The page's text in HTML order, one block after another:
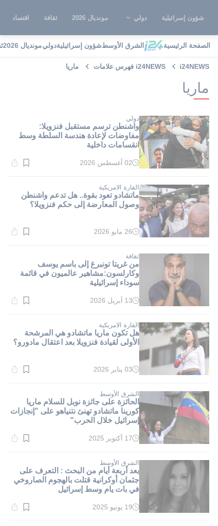
شؤون إسرائيلية دولي مونديال 2026 ثقافة اقتصاد
الصفحة الرئيسية الشرق الأوسطشؤون إسرائيليةدوليمونديال 2026
i24NEWS i24NEWS فهرس علامات ماريا
ماريا
دولي
واشنطن ترسم مستقبل فنزويلا:
مفاوضات لإعادة هندسة السلطة وسط
انقسامات داخلية
وقت
دقيقة.
02 أغسطس 2026
القارة الامريكية
ماتشادو تعود بقوة.. هل تدعم واشنطن
وصول المعارضة إلى حكم فنزويلا؟
وقت
دقيقة.
26 مايو 2026
ثقافة
من غريتا تونبرغ إلى باسم يوسف
وكارلسون:مشاهير عالميون في قائمة
سوداء إسرائيلية
وقت
دقيقة.
13 أبريل 2026
القارة الامريكية
هل تكون ماريا ماتشادو هي المرشحة
الأولى لقيادة فنزويلا بعد اعتقال مادورو؟
وقت
دقيقة.
03 يناير 2026
الشرق الأوسط
الحائزة على جائزة نوبل للسلام ماريا
كورينا ماتشادو تهنئ نتنياهو على "إنجازات
إسرائيل خلال الحرب"
وقت
دقيقة.
17 أكتوبر 2025
الشرق الأوسط
بعد أربعة أيام من البحث : التعرف على
جثمان أوكرانية قتلت بالهجوم الصاروخي
في بات يام وسط إسرائيل
وقت
19 يونيو 2025